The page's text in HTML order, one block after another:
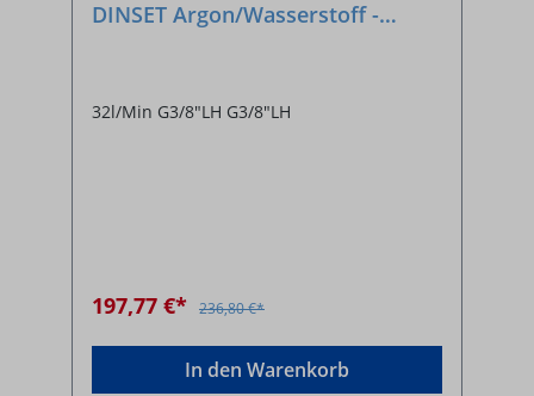
DINSET Argon/Wasserstoff -
32l/Min G3/8"LH G3/8"LH
197,77 €* 236,80 €*
In den Warenkorb